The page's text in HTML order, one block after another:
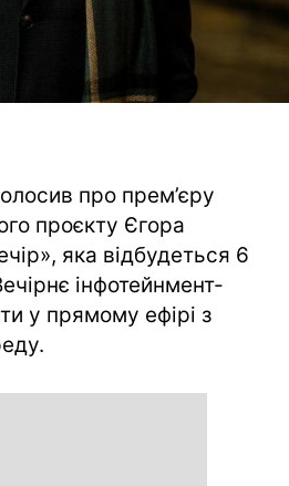
про прем’єру
проєкту Єгора
яка відбудеться 6
інфотейнмент-
у прямому ефірі з